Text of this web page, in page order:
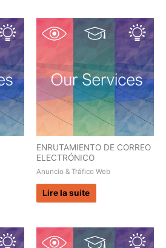
ENRUTAMIENTO DE CORREO
ELECTRÓNICO
Anuncio & Tráfico Web
Lire la suite